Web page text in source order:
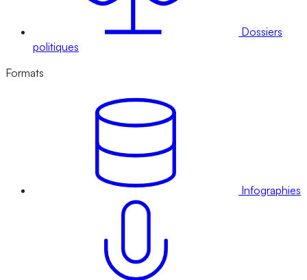
Dossiers
politiques
Formats
Infographies